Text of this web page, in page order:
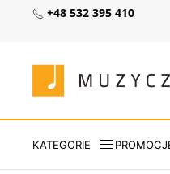
+48 532 395 410
KATEGORIE